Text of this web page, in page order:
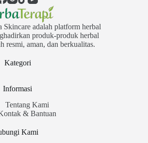
Skincare adalah platform herbal
produk-produk herbal
resmi, aman, dan berkualitas.
Kategori
Informasi
Tentang Kami
& Bantuan
Kami